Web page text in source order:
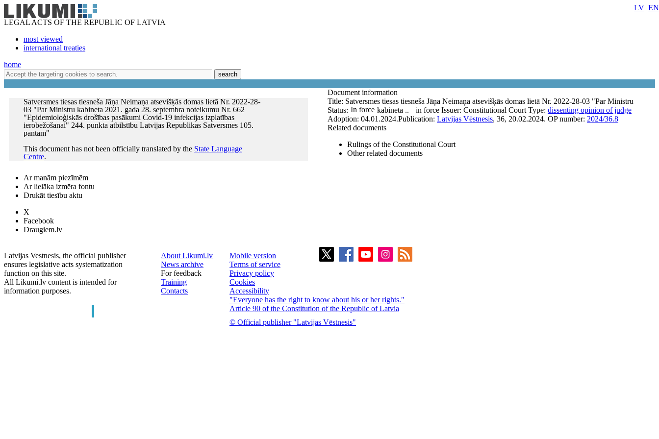
LEGAL ACTS OF THE REPUBLIC OF LATVIA
most viewed
international treaties
LV EN
home
search
Satversmes tiesas tiesneša Jāņa Neimaņa atsevišķās domas lietā Nr. 2022-28-
03 "Par Ministru kabineta 2021. gada 28. septembra noteikumu Nr. 662
"Epidemioloģiskās drošības pasākumi Covid-19 infekcijas izplatības
ierobežošanai" 244. punkta atbilstību Latvijas Republikas Satversmes 105.
pantam"
This document has not been officially translated by the State Language
Centre.
Document information
Title: Satversmes tiesas tiesneša Jāņa Neimaņa atsevišķās domas lietā Nr. 2022-28-03 "Par Ministru
kabineta ..
Status: In force in force Issuer: Constitutional Court Type: dissenting opinion of judge
Adoption: 04.01.2024.Publication: Latvijas Vēstnesis, 36, 20.02.2024. OP number: 2024/36.8
Related documents
Rulings of the Constitutional Court
Other related documents
Ar manām piezīmēm
Ar lielāka izmēra fontu
Drukāt tiesību aktu
X
Facebook
Draugiem.lv
Latvijas Vestnesis, the official publisher
ensures legislative acts systematization
function on this site.
All Likumi.lv content is intended for
information purposes.
About Likumi.lv
News archive
For feedback
Training
Contacts
Mobile version
Terms of service
Privacy policy
Cookies
Accessibility
"Everyone has the right to know about his or her rights."
Article 90 of the Constitution of the Republic of Latvia
© Official publisher "Latvijas Vēstnesis"